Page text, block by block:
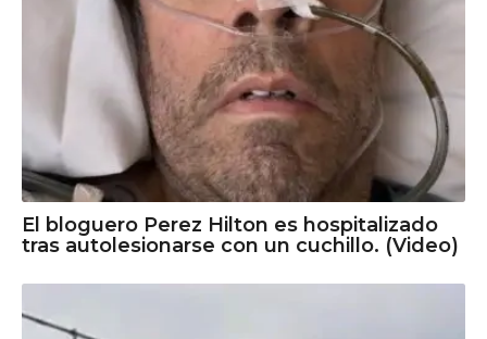
El bloguero Perez Hilton es hospitalizado
tras autolesionarse con un cuchillo. (Video)